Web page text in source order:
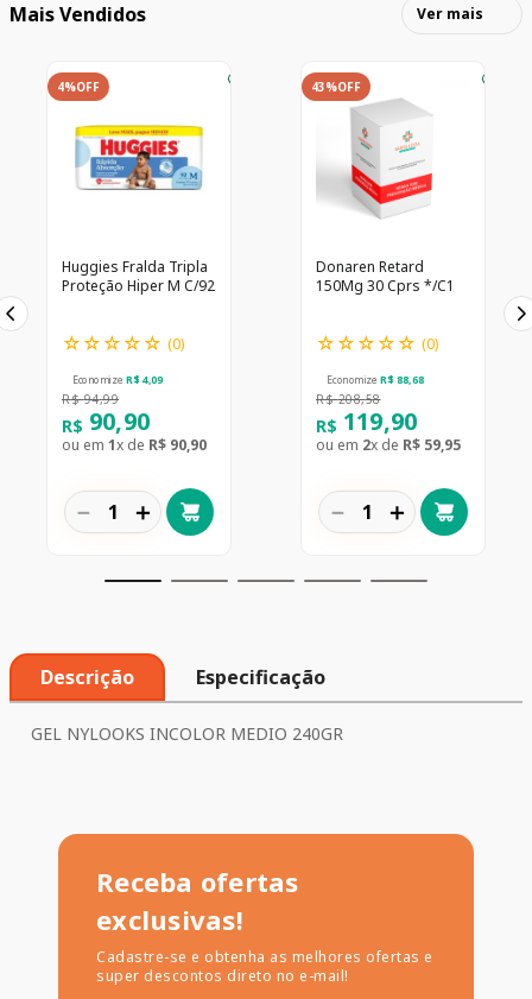
Mais Vendidos Ver mais
4%OFF
Huggies Fralda Tripla
Proteção Hiper M C/92
☆☆☆☆☆ (0)
Economize R$ 4,09
R$ 94,99
R$ 90,90
ou em 1x de R$ 90,90
＋
－
43%OFF
Donaren Retard
150Mg 30 Cprs */C1
☆☆☆☆☆ (0)
Economize R$ 88,68
R$ 208,58
R$ 119,90
ou em 2x de R$ 59,95
＋
－
Descrição Especificação
GEL NYLOOKS INCOLOR MEDIO 240GR
Receba ofertas
exclusivas!
Cadastre-se e obtenha as melhores ofertas e
super descontos direto no e-mail!